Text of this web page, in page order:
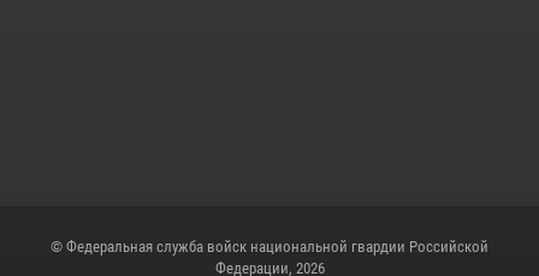
© Федеральная служба войск национальной гвардии Российской
Федерации, 2026